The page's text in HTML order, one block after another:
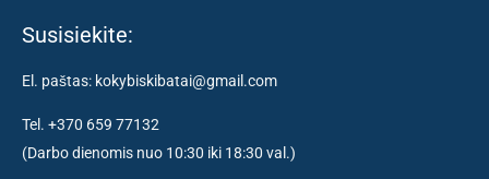
Susisiekite:
El. paštas: kokybiskibatai@gmail.com
Tel. +370 659 77132
(Darbo dienomis nuo 10:30 iki 18:30 val.)